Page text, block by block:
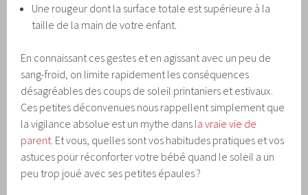
Une rougeur dont la surface totale est supérieure à la
taille de la main de votre enfant.
En connaissant ces gestes et en agissant avec un peu de
sang-froid, on limite rapidement les conséquences
désagréables des coups de soleil printaniers et estivaux.
Ces petites déconvenues nous rappellent simplement que
la vigilance absolue est un mythe dans la vraie vie de
parent . Et vous, quelles sont vos habitudes pratiques et vos
astuces pour réconforter votre bébé quand le soleil a un
peu trop joué avec ses petites épaules ?